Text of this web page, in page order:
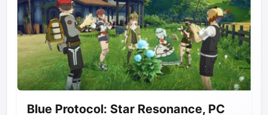
Oyunları Keşfet
Haberler